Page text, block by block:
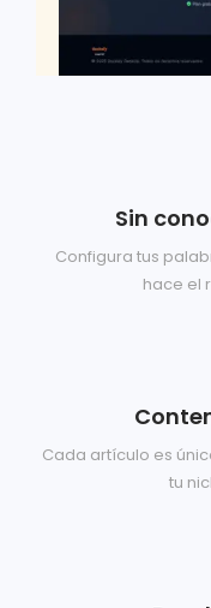
Sin
Configura tus
hace el
Cada artículo es
tu